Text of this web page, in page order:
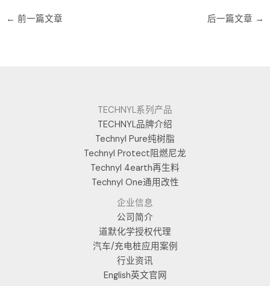
← 前一篇文章 后一篇文章 →
TECHNYL系列产品
TECHNYL品牌介绍
Technyl Pure纯树脂
Technyl Protect阻燃尼龙
Technyl 4earth再生料
Technyl One通用改性
企业信息
公司简介
道默化学授权代理
汽车/充电桩应用案例
行业资讯
English英文官网